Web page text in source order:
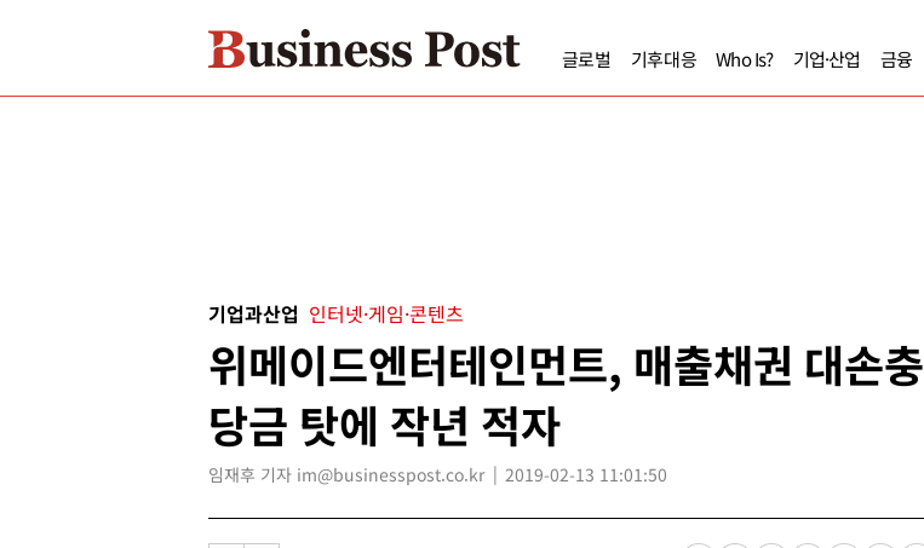
글로벌 기후대응 Who Is? 기업·산업 금융
기업과산업 인터넷·게임·콘텐츠
위메이드엔터테인먼트, 매출채권 대손충
당금 탓에 작년 적자
임재후 기자 im@businesspost.co.kr 2019-02-13 11:01:50